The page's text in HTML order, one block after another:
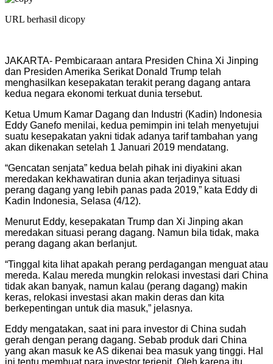
URL berhasil dicopy
JAKARTA- Pembicaraan antara Presiden China Xi Jinping
dan Presiden Amerika Serikat Donald Trump telah
menghasilkan kesepakatan terakit perang dagang antara
kedua negara ekonomi terkuat dunia tersebut.
Ketua Umum Kamar Dagang dan Industri (Kadin) Indonesia
Eddy Ganefo menilai, kedua pemimpin ini telah menyetujui
suatu kesepakatan yakni tidak adanya tarif tambahan yang
akan dikenakan setelah 1 Januari 2019 mendatang.
“Gencatan senjata” kedua belah pihak ini diyakini akan
meredakan kekhawatiran dunia akan terjadinya situasi
perang dagang yang lebih panas pada 2019,” kata Eddy di
Kadin Indonesia, Selasa (4/12).
Menurut Eddy, kesepakatan Trump dan Xi Jinping akan
meredakan situasi perang dagang. Namun bila tidak, maka
perang dagang akan berlanjut.
“Tinggal kita lihat apakah perang perdagangan menguat atau
mereda. Kalau mereda mungkin relokasi investasi dari China
tidak akan banyak, namun kalau (perang dagang) makin
keras, relokasi investasi akan makin deras dan kita
berkepentingan untuk dia masuk,” jelasnya.
Eddy mengatakan, saat ini para investor di China sudah
gerah dengan perang dagang. Sebab produk dari China
yang akan masuk ke AS dikenai bea masuk yang tinggi. Hal
ini tentu membuat para investor terjepit. Oleh karena itu,